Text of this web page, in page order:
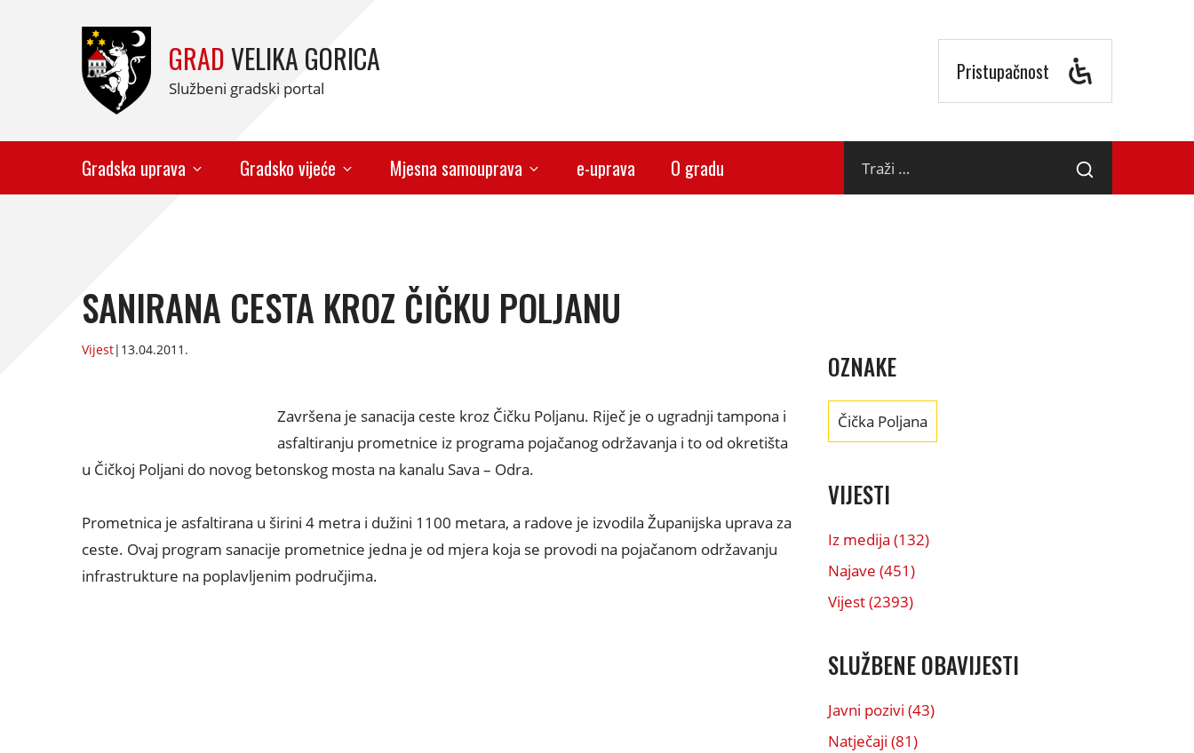
GRADVELIKA GORICA
Službeni gradski portal
Pristupačnost
Gradska uprava Gradsko vijeće Mjesna samouprava e-uprava O gradu Traži
SANIRANA CESTA KROZ ČIČKU POLJANU
Vijest| 13.04.2011.
Završena je sanacija ceste kroz Čičku Poljanu. Riječ je o ugradnji tampona i
asfaltiranju prometnice iz programa pojačanog održavanja i to od okretišta
u Čičkoj Poljani do novog betonskog mosta na kanalu Sava – Odra.
Prometnica je asfaltirana u širini 4 metra i dužini 1100 metara, a radove je izvodila Županijska uprava za
ceste. Ovaj program sanacije prometnice jedna je od mjera koja se provodi na pojačanom održavanju
infrastrukture na poplavljenim područjima.
OZNAKE
Čička Poljana
VIJESTI
Iz medija (132)
Najave (451)
Vijest (2393)
SLUŽBENE OBAVIJESTI
Javni pozivi (43)
Natječaji (81)